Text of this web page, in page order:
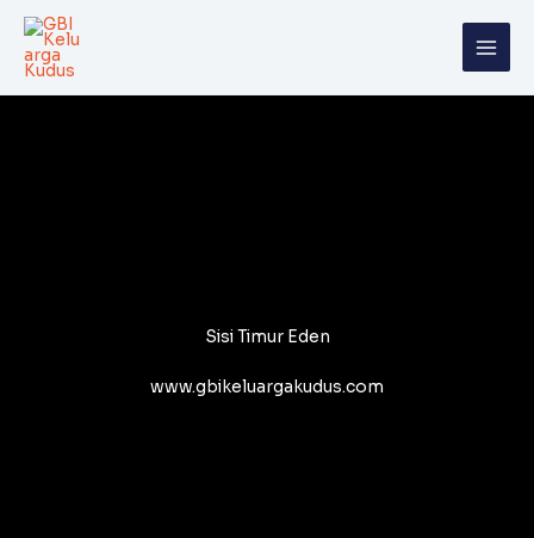
Skip
content
Sisi Timur Eden
www.gbikeluargakudus.com